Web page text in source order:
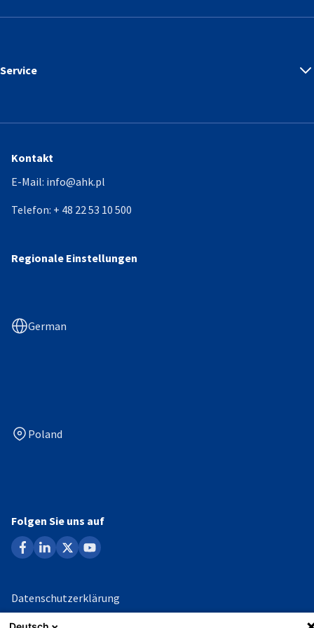
Service
Kontakt
E-Mail: info@ahk.pl
Telefon: + 48 22 53 10 500
Regionale Einstellungen
German
Poland
Folgen Sie uns auf
facebook
linkedin
x youtube
Datenschutzerklärung